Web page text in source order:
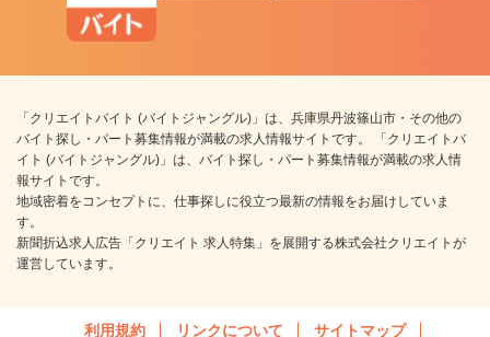
「クリエイトバイト (バイトジャングル)」は、兵庫県丹波篠山市・その他の
バイト探し・パート募集情報が満載の求人情報サイトです。 「クリエイトバ
イト (バイトジャングル)」は、バイト探し・パート募集情報が満載の求人情
報サイトです。
地域密着をコンセプトに、仕事探しに役立つ最新の情報をお届けしていま
す。
新聞折込求人広告「クリエイト 求人特集」を展開する株式会社クリエイトが
運営しています。
利用規約 リンクについて サイトマップ